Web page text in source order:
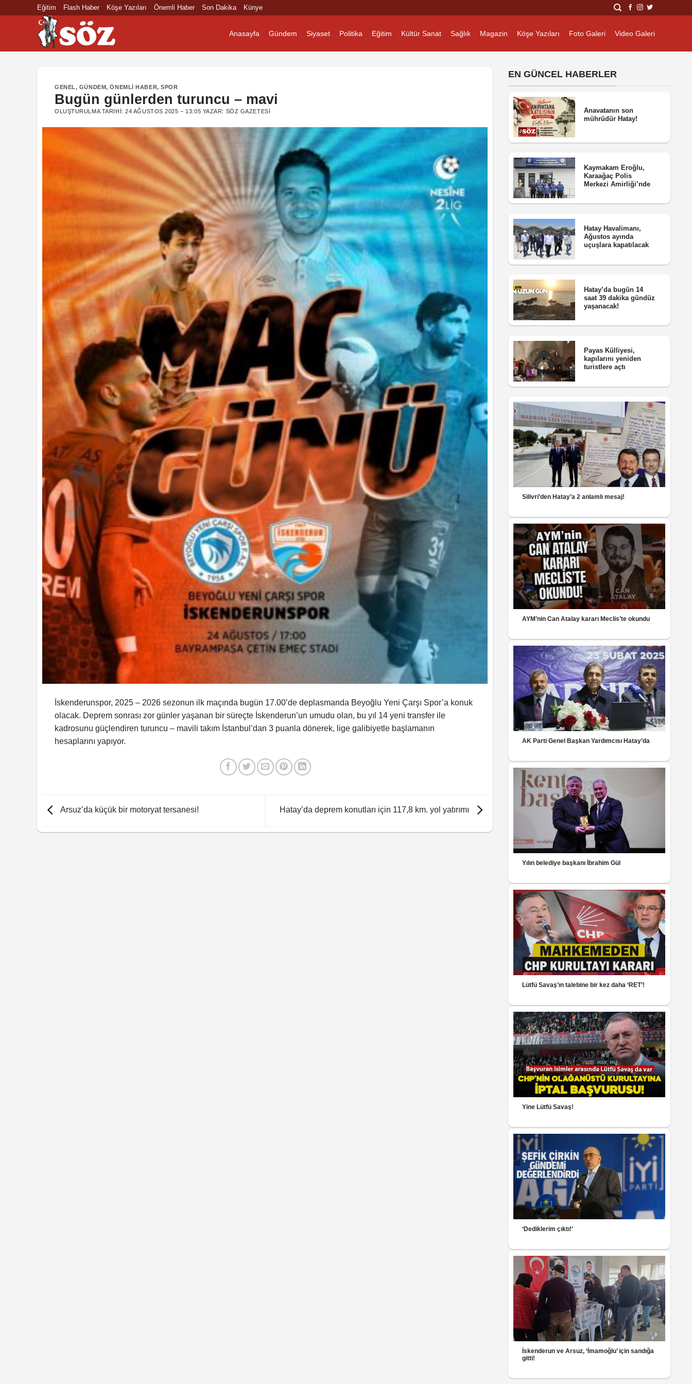
Eğitim Flash Haber Köşe Yazıları Önemli Haber Son Dakika Künye
Anasayfa Gündem Siyaset Politika Eğitim Kültür Sanat Sağlık Magazin Köşe Yazıları Foto Galeri Video Galeri
GENEL, GÜNDEM,ÖNEMLI HABER,SPOR
Bugün günlerden turuncu – mavi
OLUŞTURULMA TARIHI:24 AĞUSTOS 2025 – 13:05 YAZAR: SÖZ GAZETESI
İskenderunspor, 2025 – 2026 sezonun ilk maçında bugün 17.00’de deplasmanda Beyoğlu Yeni Çarşı Spor’a konuk
olacak. Deprem sonrası zor günler yaşanan bir süreçte İskenderun’un umudu olan, bu yıl 14 yeni transfer ile
kadrosunu güçlendiren turuncu – mavili takım İstanbul’dan 3 puanla dönerek, lige galibiyetle başlamanın
hesaplarını yapıyor.
Arsuz’da küçük bir motoryat tersanesi! Hatay’da deprem konutları için 117,8 km. yol yatırımı
EN GÜNCEL HABERLER
Anavatanın son
mührüdür Hatay!
Kaymakam Eroğlu,
Karaağaç Polis
Merkezi Amirliği’nde
Hatay Havalimanı,
Ağustos ayında
uçuşlara kapatılacak
Hatay’da bugün 14
saat 39 dakika gündüz
yaşanacak!
Payas Külliyesi,
kapılarını yeniden
turistlere açtı
Silivri’den Hatay’a 2 anlamlı mesaj!
AYM’nin Can Atalay kararı Meclis’te okundu
AK Parti Genel Başkan Yardımcısı Hatay’da
Yılın belediye başkanı İbrahim Gül
Lütfü Savaş’ın talebine bir kez daha ‘RET’!
Yine Lütfü Savaş!
‘Dediklerim çıktı!’
İskenderun ve Arsuz, ‘İmamoğlu’ için sandığa
gitti!